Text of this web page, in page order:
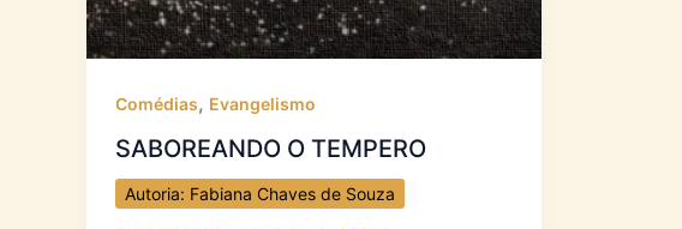
Comédias, Evangelismo
SABOREANDO O TEMPERO
Autoria: Fabiana Chaves de Souza